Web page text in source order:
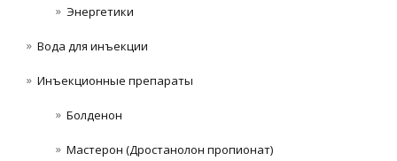
Энергетики
Вода для инъекции
Инъeкциoнныe препараты
Болденон
Мастерон (Дростанолон пропионат)